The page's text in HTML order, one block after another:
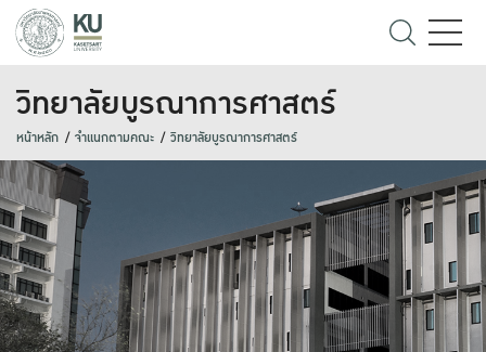
วิทยาลัยบูรณาการศาสตร์
หน้าหลัก จำแนกตามคณะ วิทยาลัยบูรณาการศาสตร์